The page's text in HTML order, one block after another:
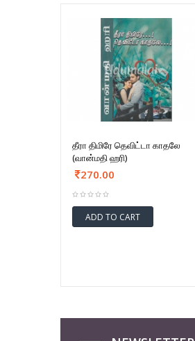
தீரா திமிரே தெவிட்டா காதலே
(வான்மதி ஹரி)
270.00
ADD TO CART